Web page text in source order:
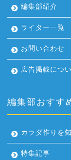
編集部紹介
ライター一覧
お問い合わせ
広告掲載につ
編集部おすす
カラダ作りを
特集記事